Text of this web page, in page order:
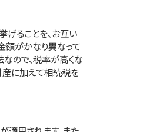
げることを、お互い
額がかなり異なって
ので、税率が高くな
産に加えて相続税を